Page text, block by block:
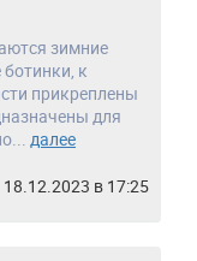
зимние
к
прикреплены
для
далее
18.12.2023 в 17:25